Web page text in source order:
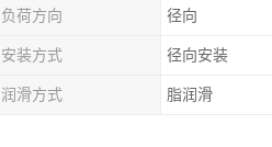
负荷方向 径向
安装方式 径向安装
润滑方式 脂润滑